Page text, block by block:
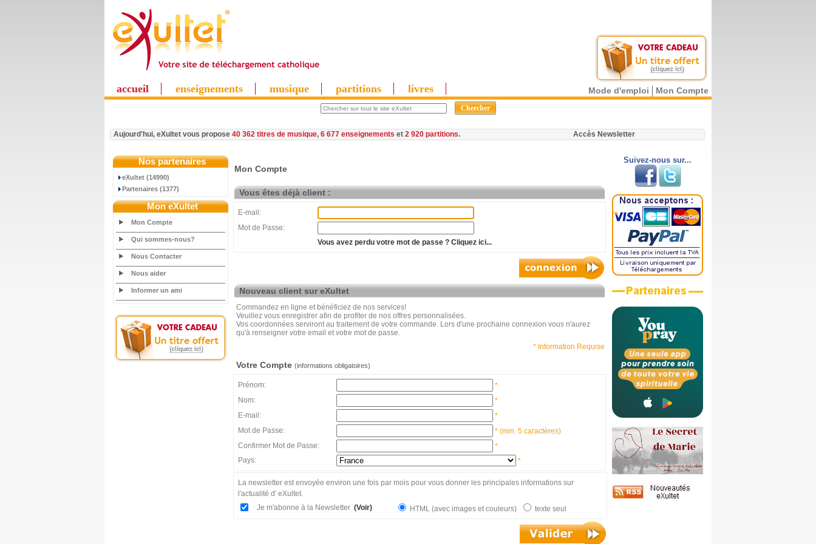
accueil enseignements musique partitions livres Mode d'emploi Mon Compte
Aujourd'hui, eXultet vous propose 40 362 titres de musique, 6 677 enseignements et 2 920 partitions. Accès Newsletter
Nos partenaires
eXultet (14990)
Partenaires (1377)
Mon eXultet
Mon Compte
Qui sommes-nous?
Nous Contacter
Nous aider
Informer un ami
Mon Compte
Vous êtes déjà client :
E-mail:
Mot de Passe:
Vous avez perdu votre mot de passe ? Cliquez ici...
Nouveau client sur eXultet
Commandez en ligne et bénéficiez de nos services!
Veuillez vous enregistrer afin de profiter de nos offres personnalisées.
Vos coordonnées serviront au traitement de votre commande. Lors d'une prochaine connexion vous n'aurez
qu'à renseigner votre email et votre mot de passe.
* Information Requise
Votre Compte (informations obligatoires)
Prénom:
*
Nom:
*
E-mail:
*
Mot de Passe:
* (min. 5 caractères)
Confirmer Mot de Passe:
*
Pays:
*
La newsletter est envoyée environ une fois par mois pour vous donner les principales informations sur
l'actualité d' eXultet.
Je m'abonne à la Newsletter (Voir) HTML (avec images et couleurs) texte seul
Suivez-nous sur...